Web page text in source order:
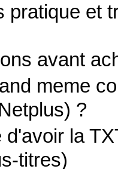
pratique et
avant
meme
?
la
titres)